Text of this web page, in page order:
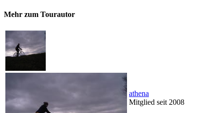
Mehr zum Tourautor
athena
Mitglied seit 2008